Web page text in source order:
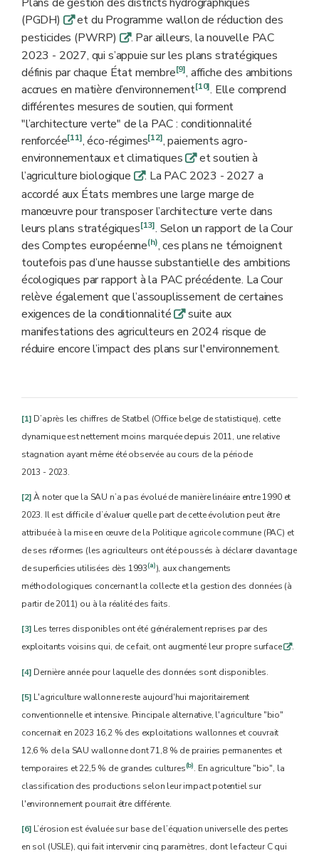
(PGDH) qet du Programme wallon de réduction des
pesticides (PWRP) q. Par ailleurs, la nouvelle PAC
2023 - 2027, qui s’appuie sur les plans stratégiques
définis par chaque État membre[9], affiche des ambitions
accrues en matière d’environnement[10]. Elle comprend
différentes mesures de soutien, qui forment
"l’architecture verte" de la PAC : conditionnalité
renforcée[11], éco-régimes[12], paiements agro-
environnementaux et climatiquesqet soutien à
l’agriculture biologique q. La PAC 2023 - 2027 a
accordé aux États membres une large marge de
manœuvre pour transposer l’architecture verte dans
leurs plans stratégiques[13]. Selon un rapport de la Cour
des Comptes européenne(h), ces plans ne témoignent
toutefois pas d’une hausse substantielle des ambitions
écologiques par rapport à la PAC précédente. La Cour
relève également que l’assouplissement de certaines
exigences de la conditionnalitéqsuite aux
manifestations des agriculteurs en 2024 risque de
réduire encore l’impact des plans sur l'environnement.
[1] D’après les chiffres de Statbel (Office belge de statistique), cette
dynamique est nettement moins marquée depuis 2011, une relative
stagnation ayant même été observée au cours de la période
2013 - 2023.
[2]À noter que la SAU n’a pas évolué de manière linéaire entre 1990 et
2023. Il est difficile d’évaluer quelle part de cette évolution peut être
attribuée à la mise en œuvre de la Politique agricole commune (PAC) et
de ses réformes (les agriculteurs ont été poussés à déclarer davantage
de superficies utilisées dès 1993(a)), aux changements
méthodologiques concernant la collecte et la gestion des données (à
partir de 2011) ou à la réalité des faits.
[3] Les terres disponibles ont été généralement reprises par des
exploitants voisins qui, de ce fait, ont augmenté leur propre surfaceq.
[4] Dernière année pour laquelle des données sont disponibles.
[5] L'agriculture wallonne reste aujourd'hui majoritairement
conventionnelle et intensive. Principale alternative, l'agriculture "bio"
concernait en 2023 16,2 % des exploitations wallonnes et couvrait
12,6 % de la SAU wallonne dont 71,8 % de prairies permanentes et
temporaires et 22,5 % de grandes cultures(b). En agriculture "bio", la
classification des productions selon leur impact potentiel sur
l'environnement pourrait être différente.
[6] L’érosion est évaluée sur base de l’équation universelle des pertes
en sol (USLE), qui fait intervenir cinq paramètres, dont le facteur C qui